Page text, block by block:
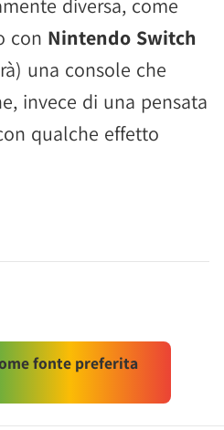
diversa, come
con Nintendo Switch
una console che
invece di una pensata
qualche effetto
fonte preferita